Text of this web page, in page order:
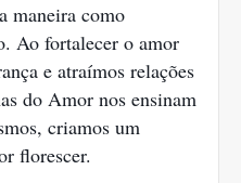
maneira como
Ao fortalecer o amor
e atraímos relações
do Amor nos ensinam
criamos um
florescer.